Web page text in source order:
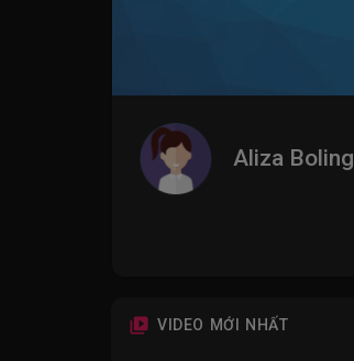
Aliza Boling
VIDEO MỚI NHẤT